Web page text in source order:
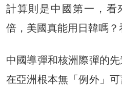
計算則是中國第一，看
倍，美國真能用日韓嗎？
中國導彈和核洲際彈的
在亞洲根本無「例外」